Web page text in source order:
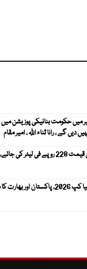
میں حکومت بنانیکی پوزیشن
دیں گے ، رانا ثناء اللہ ، امیر مقام
پیٹرول کی قیمت 228 روپے فی لیٹر
ویمنز ایشیا کپ 2026، پاکستان